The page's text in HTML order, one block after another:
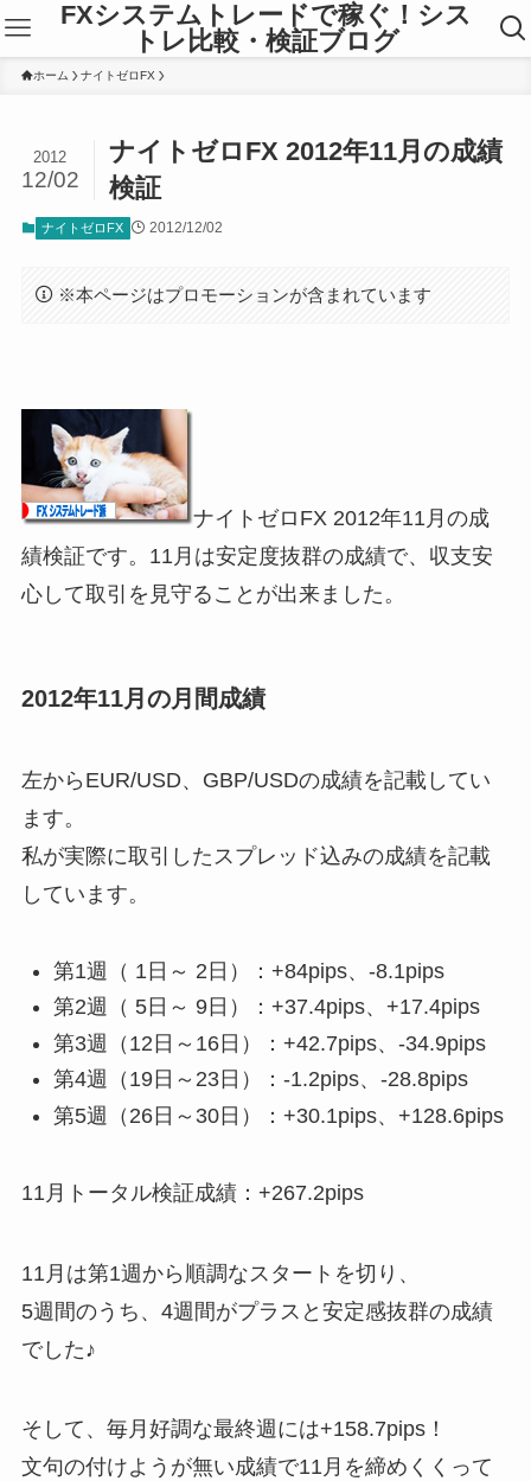
FXシステムトレードで稼ぐ！シス
トレ比較・検証ブログ
ホーム ナイトゼロFX
ナイトゼロFX 2012年11月の成績
検証
2012
12/02
ナイトゼロFX 2012/12/02
※本ページはプロモーションが含まれています
ナイトゼロFX 2012年11月の成
績検証です。11月は安定度抜群の成績で、収支安
心して取引を見守ることが出来ました。
2012年11月の月間成績
左からEUR/USD、GBP/USDの成績を記載してい
ます。
私が実際に取引したスプレッド込みの成績を記載
しています。
第1週（ 1日～ 2日）：+84pips、-8.1pips
第2週（ 5日～ 9日）：+37.4pips、+17.4pips
第3週（12日～16日）：+42.7pips、-34.9pips
第4週（19日～23日）：-1.2pips、-28.8pips
第5週（26日～30日）：+30.1pips、+128.6pips
11月トータル検証成績：+267.2pips
11月は第1週から順調なスタートを切り、
5週間のうち、4週間がプラスと安定感抜群の成績
でした♪
そして、毎月好調な最終週には+158.7pips！
文句の付けようが無い成績で11月を締めくくって